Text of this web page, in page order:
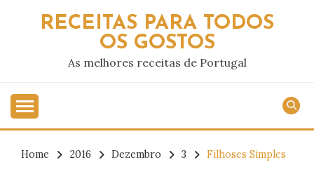
RECEITAS PARA TODOS
OS GOSTOS
As melhores receitas de Portugal
Home 2016 Dezembro 3 Filhoses Simples